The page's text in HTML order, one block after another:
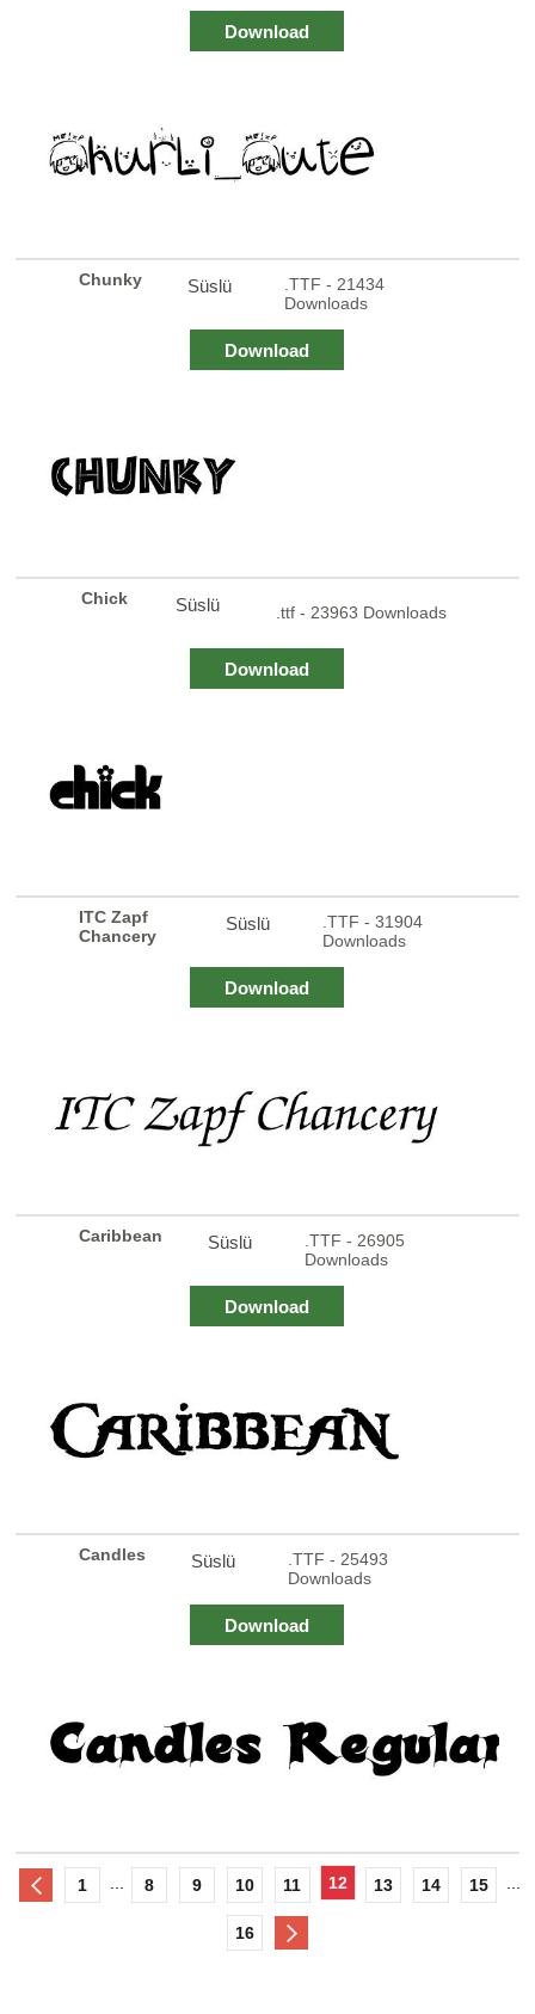
Download
Chunky Süslü
.TTF - 21434
Downloads
Download
Chick Süslü .ttf - 23963 Downloads
Download
ITC Zapf
Chancery
Süslü
.TTF - 31904
Downloads
Download
Caribbean Süslü
.TTF - 26905
Downloads
Download
Candles Süslü
.TTF - 25493
Downloads
Download
1 8 9 10 11 12 13 14 15
16